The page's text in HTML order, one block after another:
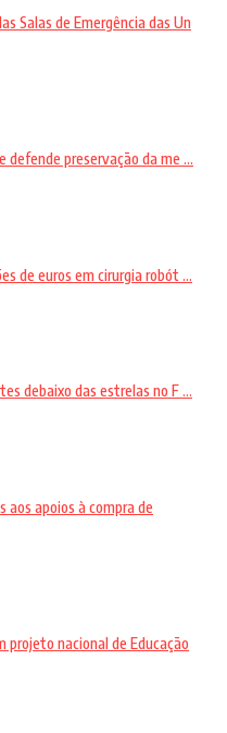
Salas de Emergência das Un
defende preservação da me ...
de euros em cirurgia robót ...
debaixo das estrelas no F ...
aos apoios à compra de
projeto nacional de Educação